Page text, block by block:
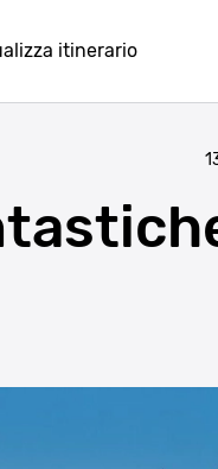
itinerario